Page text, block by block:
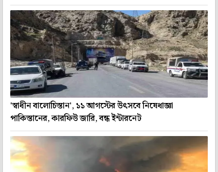
'স্বাধীন বালোচিস্তান', ১১ আগস্টের উৎসবে নিষেধাজ্ঞা
পাকিস্তানের, কারফিউ জারি, বন্ধ ইন্টারনেট